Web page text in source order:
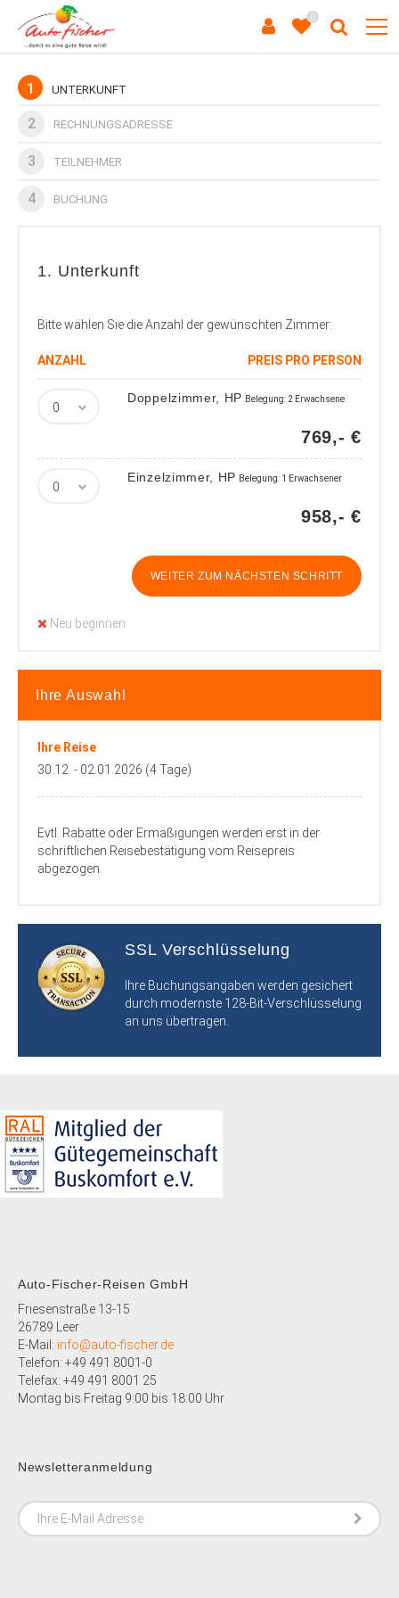
0
1 UNTERKUNFT
2 RECHNUNGSADRESSE
3 TEILNEHMER
4 BUCHUNG
1. Unterkunft
Bitte wählen Sie die Anzahl der gewünschten Zimmer:
ANZAHL PREIS PRO PERSON
Doppelzimmer, HP Belegung: 2 Erwachsene
769,- €
Einzelzimmer, HP Belegung: 1 Erwachsener
958,- €
WEITER ZUM NÄCHSTEN SCHRITT
Neu beginnen
Ihre Auswahl
Ihre Reise
30.12. - 02.01.2026 (4 Tage)
Evtl. Rabatte oder Ermäßigungen werden erst in der
schriftlichen Reisebestätigung vom Reisepreis
abgezogen.
SSL Verschlüsselung
Ihre Buchungsangaben werden gesichert
durch modernste 128-Bit-Verschlüsselung
an uns übertragen.
Auto-Fischer-Reisen GmbH
Friesenstraße 13-15
26789 Leer
E-Mail: info@auto-fischer.de
Telefon: +49 491 8001-0
Telefax: +49 491 8001 25
Montag bis Freitag 9:00 bis 18:00 Uhr
Newsletteranmeldung